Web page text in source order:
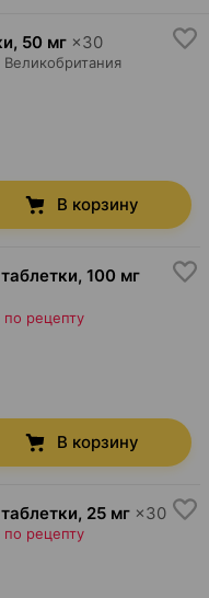
, 50 мг ×30
, Великобритания
В корзину
, 100 мг
по рецепту
В корзину
, 25 мг ×30
по рецепту